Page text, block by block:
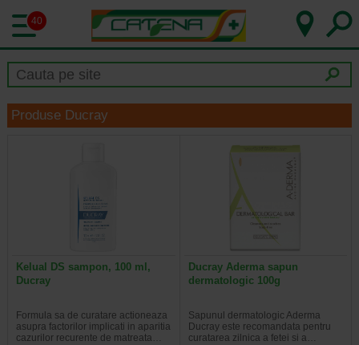
40
Produse Ducray
Kelual DS sampon, 100 ml,
Ducray
Formula sa de curatare actioneaza
asupra factorilor implicati in aparitia
cazurilor recurente de matreata…
Ducray Aderma sapun
dermatologic 100g
Sapunul dermatologic Aderma
Ducray este recomandata pentru
curatarea zilnica a fetei si a…